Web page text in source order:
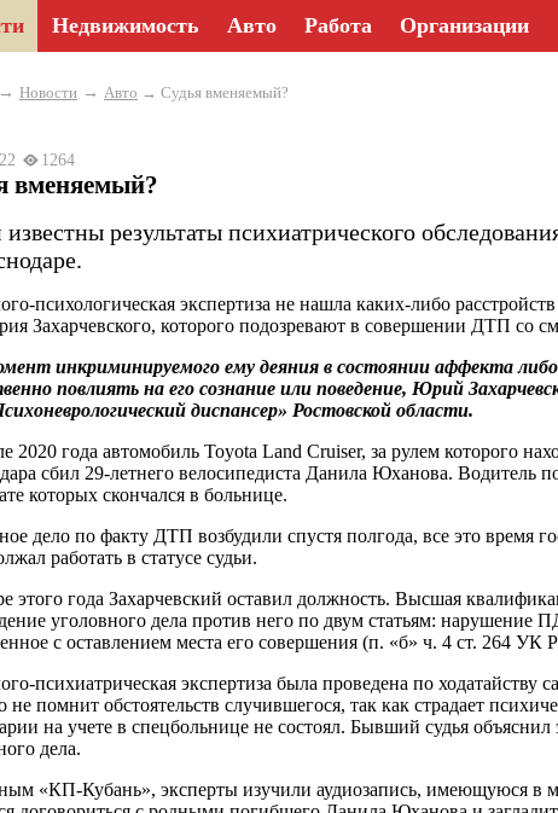
Недвижимость Авто Работа Организации
→ Новости → Авто → Судья вменяемый?
1264
вменяемый?
результаты психиатрического
психологическая экспертиза не нашла каких-либо
Захарчевского, которого подозревают в совершении ДТП со
инкриминируемого ему деяния в состоянии аффекта
повлиять на его сознание или поведение, Юрий
диспансер» Ростовской области.
2020 года автомобиль Toyota Land Cruiser, за рулем которого
сбил 29-летнего велосипедиста Данила Юханова.
которых скончался в больнице.
дело по факту ДТП возбудили спустя полгода, все это время
работать в статусе судьи.
этого года Захарчевский оставил должность. Высшая
уголовного дела против него по двум статьям: нарушение
с оставлением места его совершения (п. «б» ч. 4 ст. 264
психиатрическая экспертиза была проведена по ходатайству
не помнит обстоятельств случившегося, так как страдает
на учете в спецбольнице не состоял. Бывший судья
дела.
«КП-Кубань», эксперты изучили аудиозапись, имеющуюся в